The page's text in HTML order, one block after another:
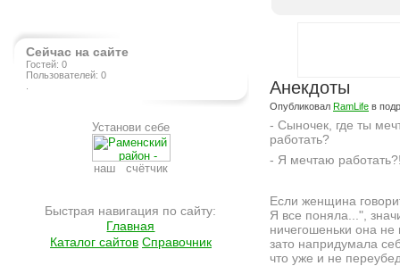
Сейчас на сайте
Гостей: 0
Пользователей: 0
Установи себе
наш счётчик
Быстрая навигация по сайту:
Главная
Каталог сайтов Справочник
Анекдоты
Опубликовал RamLife в
- Сыночек, где ты
работать?
- Я мечтаю
Если женщина
Я все поняла...",
ничегошеньки она не
зато напридумала
что уже и не